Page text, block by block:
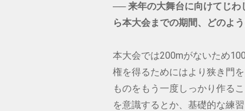
── 来年の大舞台に向けてじわ
ら本大会までの期間、どのよ
本大会では200mがないため
権を得るためにはより狭き門
ものをもう一度しっかり作る
を意識するとか、基礎的な練